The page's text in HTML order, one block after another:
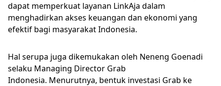
dapat memperkuat layanan LinkAja dalam
menghadirkan akses keuangan dan ekonomi yang
efektif bagi masyarakat Indonesia.
Hal serupa juga dikemukakan oleh Neneng Goenadi
selaku Managing Director Grab
Indonesia. Menurutnya, bentuk investasi Grab ke